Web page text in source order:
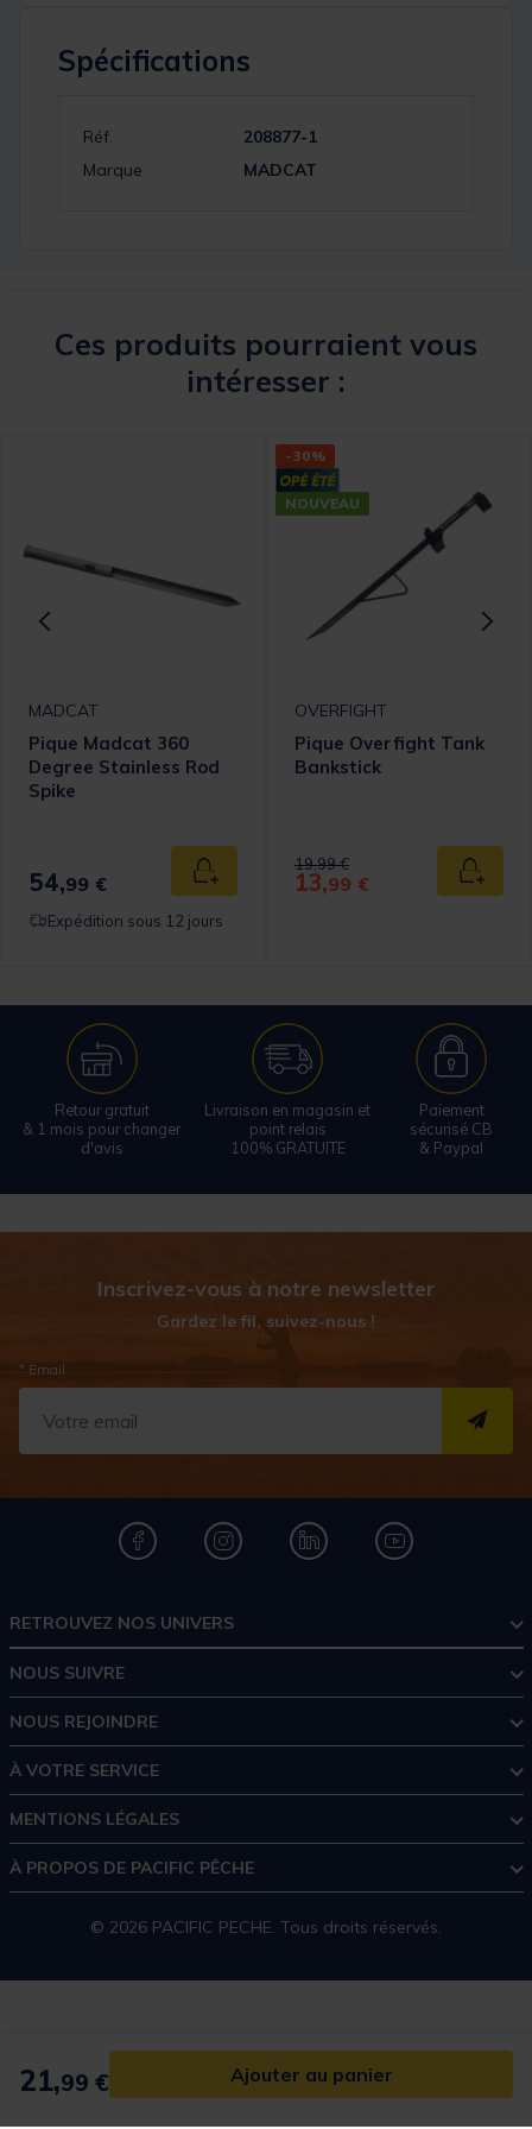
21,99 € Ajouter au panier
Spécifications
Réf.
208877-1
Marque
MADCAT
Ces produits pourraient vous
intéresser :
panier
MADCAT
Pique Madcat 360
Degree Stainless Rod
Spike
54,99 € Ajouter au panier
Expédition sous 12 jours
-30%
NOUVEAU
OVERFIGHT
Pique Overfight Tank
Bankstick
Price reduced from
19,99 €to
13,99 €
Retour gratuit
& 1 mois pour changer
d'avis
Livraison en magasin et
point relais
100% GRATUITE
Paiement
sécurisé CB
& Paypal
Inscrivez-vous à notre newsletter
Gardez le fil, suivez-nous !
* Email
RETROUVEZ NOS UNIVERS
NOUS SUIVRE
NOUS REJOINDRE
À VOTRE SERVICE
MENTIONS LÉGALES
À PROPOS DE PACIFIC PÊCHE
© 2026 PACIFIC PECHE. Tous droits réservés.